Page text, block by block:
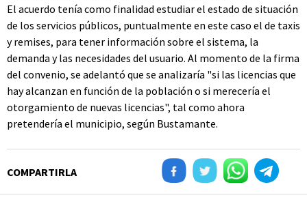
El acuerdo tenía como finalidad estudiar el estado de situación
de los servicios públicos, puntualmente en este caso el de taxis
y remises, para tener información sobre el sistema, la
demanda y las necesidades del usuario. Al momento de la firma
del convenio, se adelantó que se analizaría "si las licencias que
hay alcanzan en función de la población o si merecería el
otorgamiento de nuevas licencias", tal como ahora
pretendería el municipio, según Bustamante.
COMPARTIRLA